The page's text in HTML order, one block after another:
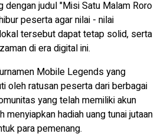
dengan judul "Misi Satu Malam Roro
peserta agar nilai - nilai
tersebut dapat tetap solid, serta
di era digital ini.
Mobile Legends yang
oleh ratusan peserta dari berbagai
yang telah memiliki akun
hadiah uang tunai jutaan
para pemenang.